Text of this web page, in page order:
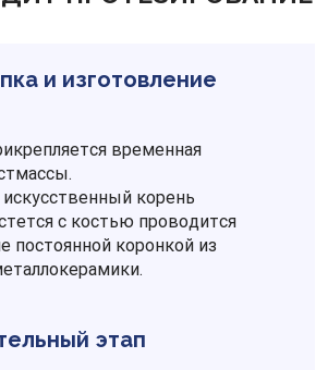
и изготовление
временная
корень
с костью проводится
постоянной коронкой из
этап